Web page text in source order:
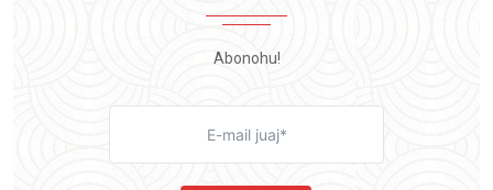
Abonohu!